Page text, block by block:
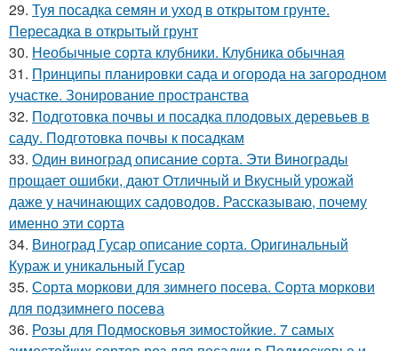
29. Туя посадка семян и уход в открытом грунте.
Пересадка в открытый грунт
30. Необычные сорта клубники. Клубника обычная
31. Принципы планировки сада и огорода на загородном
участке. Зонирование пространства
32. Подготовка почвы и посадка плодовых деревьев в
саду. Подготовка почвы к посадкам
33. Один виноград описание сорта. Эти Винограды
прощает ошибки, дают Отличный и Вкусный урожай
даже у начинающих садоводов. Рассказываю, почему
именно эти сорта
34. Виноград Гусар описание сорта. Оригинальный
Кураж и уникальный Гусар
35. Сорта моркови для зимнего посева. Сорта моркови
для подзимнего посева
36. Розы для Подмосковья зимостойкие. 7 самых